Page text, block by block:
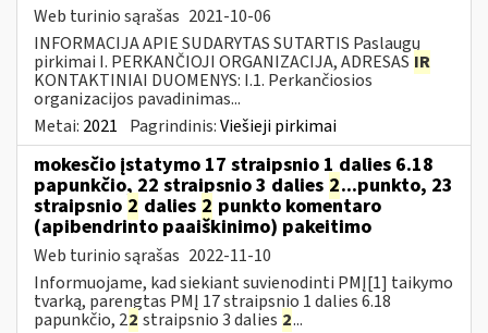
Web turinio sąrašas 2021-10-06
INFORMACIJA APIE SUDARYTAS SUTARTIS Paslaugų
pirkimai I. PERKANČIOJI ORGANIZACIJA, ADRESAS IR
KONTAKTINIAI DUOMENYS: I.1. Perkančiosios
organizacijos pavadinimas...
Metai: 2021 Pagrindinis:Viešieji pirkimai
mokesčio įstatymo 17 straipsnio 1 dalies 6.18
papunkčio, 22 straipsnio 3 dalies 2...punkto, 23
straipsnio 2 dalies 2 punkto komentaro
(apibendrinto paaiškinimo) pakeitimo
Web turinio sąrašas 2022-11-10
Informuojame, kad siekiant suvienodinti PMĮ[1] taikymo
tvarką, parengtas PMĮ 17 straipsnio 1 dalies 6.18
papunkčio, 22 straipsnio 3 dalies 2...